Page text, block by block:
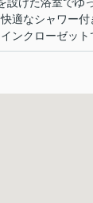
適なシャワー付
ンクローゼッ